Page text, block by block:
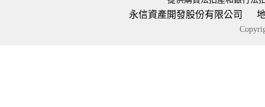
永信資產開發股份有限公司 地